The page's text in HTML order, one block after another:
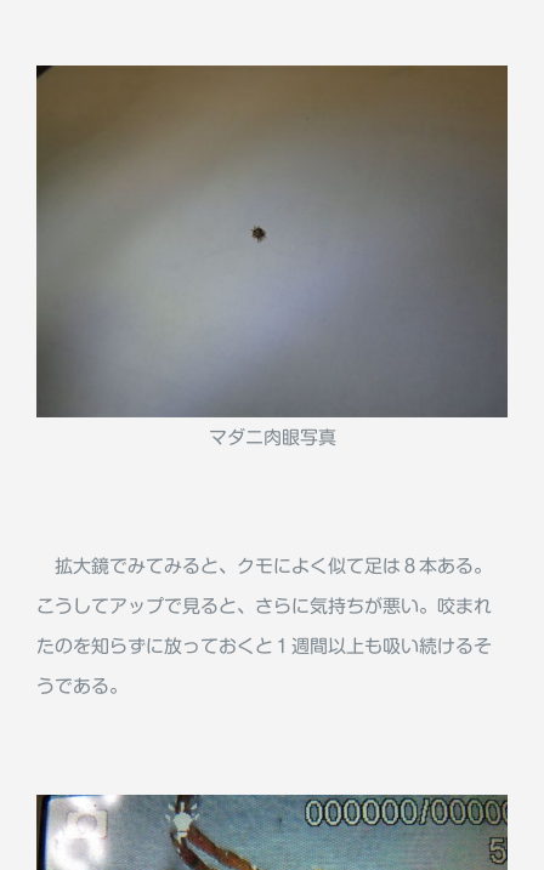
マダニ肉眼写真
拡大鏡でみてみると、クモによく似て足は８本ある。
こうしてアップで見ると、さらに気持ちが悪い。咬まれ
たのを知らずに放っておくと１週間以上も吸い続けるそ
うである。